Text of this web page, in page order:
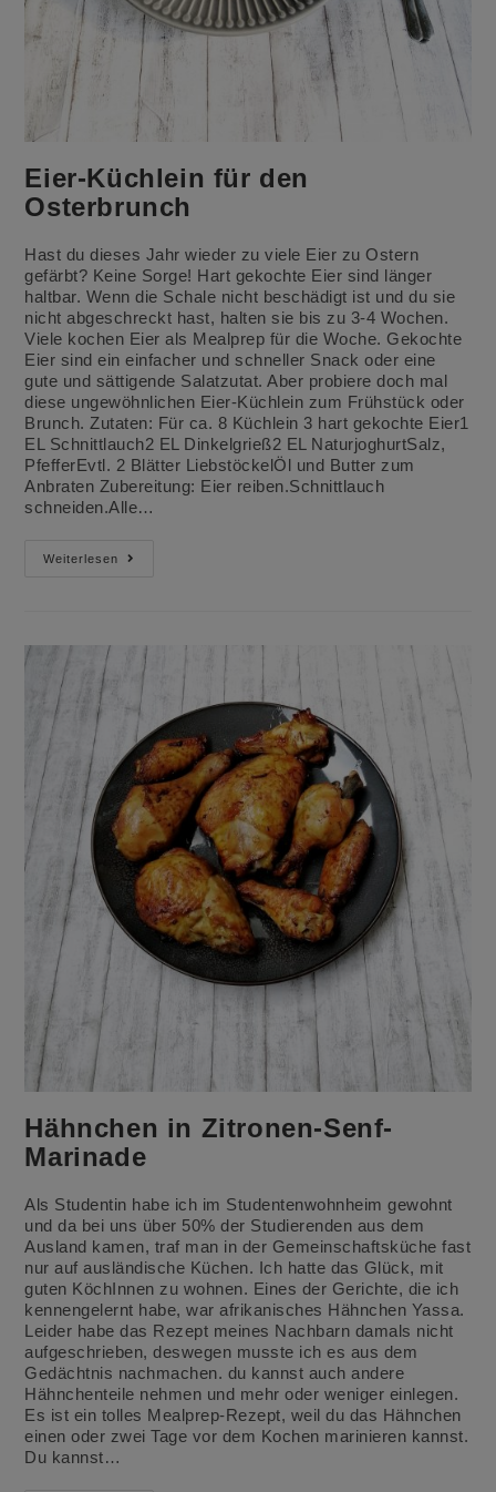
Eier-Küchlein für den
Osterbrunch
Hast du dieses Jahr wieder zu viele Eier zu Ostern
gefärbt? Keine Sorge! Hart gekochte Eier sind länger
haltbar. Wenn die Schale nicht beschädigt ist und du sie
nicht abgeschreckt hast, halten sie bis zu 3-4 Wochen.
Viele kochen Eier als Mealprep für die Woche. Gekochte
Eier sind ein einfacher und schneller Snack oder eine
gute und sättigende Salatzutat. Aber probiere doch mal
diese ungewöhnlichen Eier-Küchlein zum Frühstück oder
Brunch. Zutaten: Für ca. 8 Küchlein 3 hart gekochte Eier1
EL Schnittlauch2 EL Dinkelgrieß2 EL NaturjoghurtSalz,
PfefferEvtl. 2 Blätter LiebstöckelÖl und Butter zum
Anbraten Zubereitung: Eier reiben.Schnittlauch
schneiden.Alle…
Weiterlesen
Eier-
Hähnchen in Zitronen-Senf-
Marinade
Als Studentin habe ich im Studentenwohnheim gewohnt
und da bei uns über 50% der Studierenden aus dem
Ausland kamen, traf man in der Gemeinschaftsküche fast
nur auf ausländische Küchen. Ich hatte das Glück, mit
guten KöchInnen zu wohnen. Eines der Gerichte, die ich
kennengelernt habe, war afrikanisches Hähnchen Yassa.
Leider habe das Rezept meines Nachbarn damals nicht
aufgeschrieben, deswegen musste ich es aus dem
Gedächtnis nachmachen. du kannst auch andere
Hähnchenteile nehmen und mehr oder weniger einlegen.
Es ist ein tolles Mealprep-Rezept, weil du das Hähnchen
einen oder zwei Tage vor dem Kochen marinieren kannst.
Du kannst…